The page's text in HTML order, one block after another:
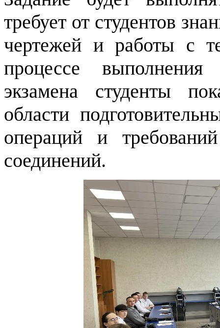
требует от студентов
чертежей и работы с
процессе выполнения
экзамена студенты
области
операций и
соединений.